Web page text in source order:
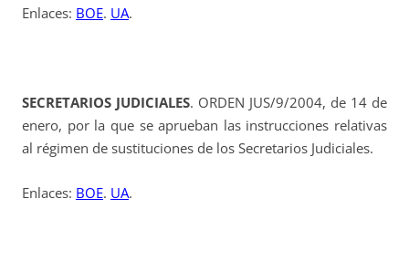
Enlaces: BOE. UA.
SECRETARIOS JUDICIALES. ORDEN JUS/9/2004, de 14 de
enero, por la que se aprueban las instrucciones relativas
al régimen de sustituciones de los Secretarios Judiciales.
Enlaces: BOE. UA.